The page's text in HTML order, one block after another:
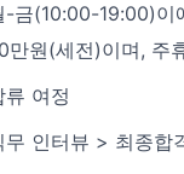
-금(10:00-19:00)이
만원(세전)이며, 주
여정
인터뷰 > 최종합